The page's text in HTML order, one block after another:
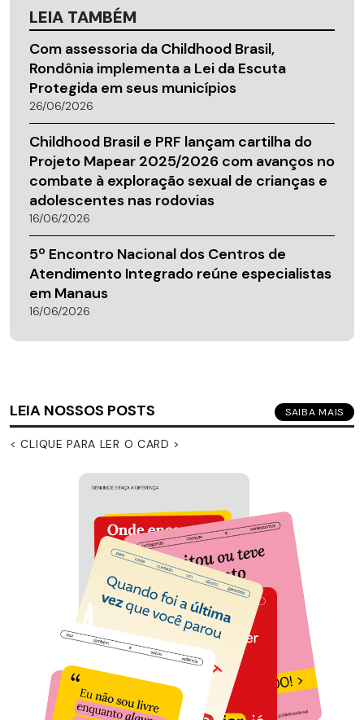
LEIA TAMBÉM
Com assessoria da Childhood Brasil,
Rondônia implementa a Lei da Escuta
Protegida em seus municípios
26/06/2026
Childhood Brasil e PRF lançam cartilha do
Projeto Mapear 2025/2026 com avanços no
combate à exploração sexual de crianças e
adolescentes nas rodovias
16/06/2026
5º Encontro Nacional dos Centros de
Atendimento Integrado reúne especialistas
em Manaus
16/06/2026
LEIA NOSSOS POSTS SAIBA MAIS
< CLIQUE PARA LER O CARD >